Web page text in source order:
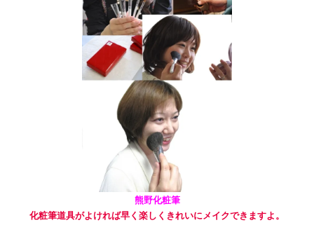
熊野化粧筆
化粧筆道具がよければ早く楽しくきれいにメイクできますよ。